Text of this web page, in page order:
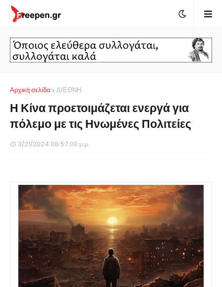
Αρχική σελίδα ΔΙΕΘΝΗ
Η Κίνα προετοιμάζεται ενεργά για
πόλεμο με τις Ηνωμένες Πολιτείες
3/21/2024 08:57:00 μ.μ.